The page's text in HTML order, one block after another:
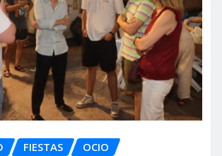
FIESTAS OCIO